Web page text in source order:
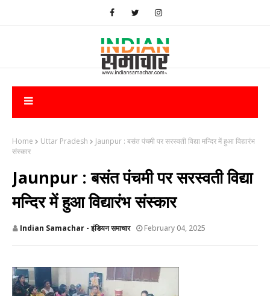
Home Uttar Pradesh
Jaunpur : बसंत पंचमी पर सरस्वती विद्या मन्दिर में हुआ विद्यारंभ
संस्कार
Jaunpur : बसंत पंचमी पर सरस्वती विद्या
मन्दिर में हुआ विद्यारंभ संस्कार
Indian Samachar - इंडियन समाचार February 04, 2025